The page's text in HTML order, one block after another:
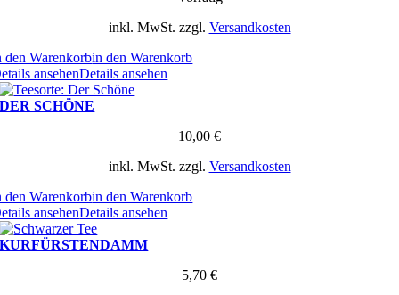
inkl. MwSt. zzgl. Versandkosten
den Warenkorbin den Warenkorb
ansehenDetails ansehen
DER SCHÖNE
10,00 €
inkl. MwSt. zzgl. Versandkosten
den Warenkorbin den Warenkorb
ansehenDetails ansehen
KURFÜRSTENDAMM
5,70 €